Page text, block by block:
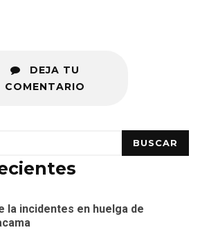
DEJA TU
COMENTARIO
BUSCAR
la incidentes en huelga de